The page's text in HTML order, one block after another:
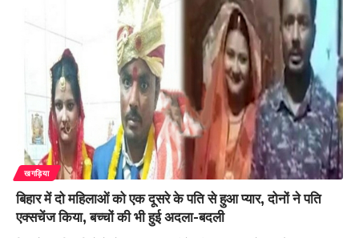
खगड़िया
बिहार में दो महिलाओं को एक दूसरे के पति से हुआ प्यार, दोनों ने पति
एक्सचेंज किया, बच्चों की भी हुई अदला-बदली